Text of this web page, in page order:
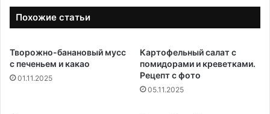
Похожие статьи
Творожно-банановый мусс
с печеньем и какао
01.11.2025
Картофельный салат с
помидорами и креветками.
Рецепт с фото
05.11.2025